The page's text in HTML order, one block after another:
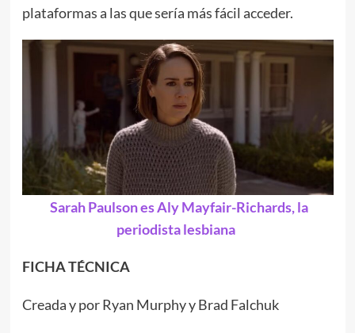
plataformas a las que sería más fácil acceder.
Sarah Paulson es Aly Mayfair-Richards, la
periodista lesbiana
FICHA TÉCNICA
Creada y por Ryan Murphy y Brad Falchuk